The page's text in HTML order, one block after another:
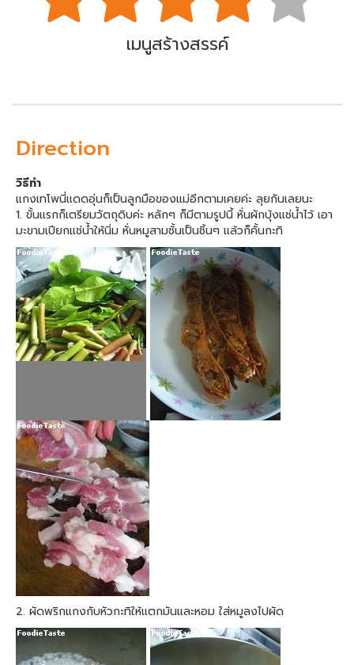
เมนูสร้างสรรค์
Direction
วิธีทำ
แกงเทโพนี่แดดอุ่นก็เป็นลูกมือของแม่อีกตามเคยค่ะ ลุยกันเลยนะ
1. ขั้นแรกก็เตรียมวัตถุดิบค่ะ หลักๆ ก็มีตามรูปนี้ หั่นผักบุ้งแช่น้ำไว้ เอา
มะขามเปียกแช่น้ำให้นิ่ม หั่นหมูสามชั้นเป็นชิ้นๆ แล้วก็คั้นกะทิ
2. ผัดพริกแกงกับหัวกะทิให้แตกมันและหอม ใส่หมูลงไปผัด